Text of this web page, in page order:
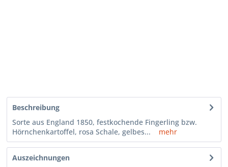
Beschreibung
Sorte aus England 1850, festkochende Fingerling bzw.
Hörnchenkartoffel, rosa Schale, gelbes...
mehr
Auszeichnungen